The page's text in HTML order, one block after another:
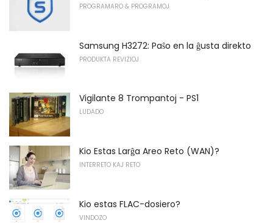
PROGRAMARO & PROGRAMOJ
Samsung H3272: Paŝo en la ĝusta direkto
PRODUKTA REVIZIOJ
Vigilante 8 Trompantoj - PS1
LUDADO
Kio Estas Larĝa Areo Reto (WAN)?
INTERRETO KAJ RETO
Kio estas FLAC-dosiero?
VINDOZO